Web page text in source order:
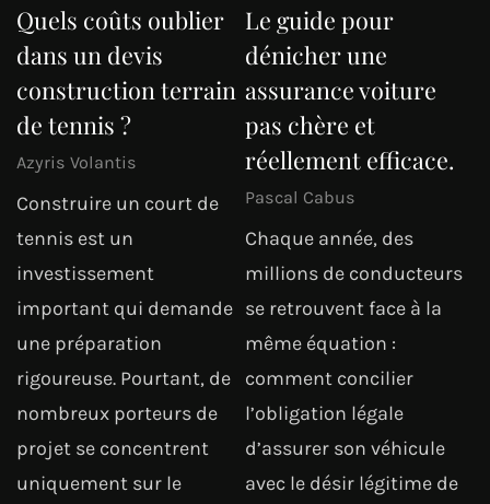
Quels coûts oublier
dans un devis
construction terrain
de tennis ?
Azyris Volantis
Construire un court de
tennis est un
investissement
important qui demande
une préparation
rigoureuse. Pourtant, de
nombreux porteurs de
projet se concentrent
uniquement sur le
Le guide pour
dénicher une
assurance voiture
pas chère et
réellement efficace.
Pascal Cabus
Chaque année, des
millions de conducteurs
se retrouvent face à la
même équation :
comment concilier
l’obligation légale
d’assurer son véhicule
avec le désir légitime de